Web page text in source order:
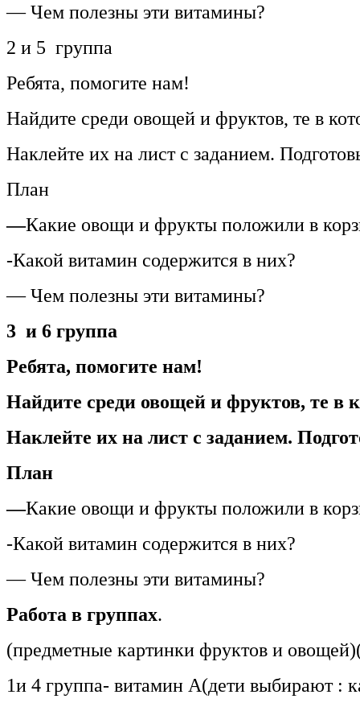
— Чем полезны эти витамины?
2 и 5 группа
Ребята, помогите нам!
Найдите среди овощей и фруктов, те в
Наклейте их на лист с заданием.
План
—Какие овощи и фрукты положили в
-Какой витамин содержится в них?
— Чем полезны эти витамины?
3 и 6 группа
Ребята, помогите нам!
Найдите среди овощей и фруктов, те в
Наклейте их на лист с заданием.
План
—Какие овощи и фрукты положили в
-Какой витамин содержится в них?
— Чем полезны эти витамины?
Работа в группах.
(предметные картинки фруктов и
1и 4 группа- витамин А(дети выбирают :